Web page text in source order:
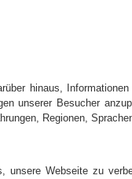
Dicke
Mikrohärte
hinaus,
unserer Besucher
Regionen,
unsere Webseite zu